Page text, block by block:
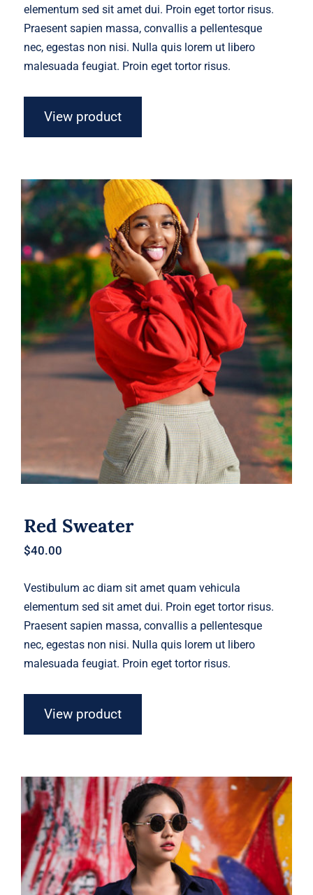
elementum sed sit amet dui. Proin eget tortor risus.
Praesent sapien massa, convallis a pellentesque
nec, egestas non nisi. Nulla quis lorem ut libero
malesuada feugiat. Proin eget tortor risus.
View product
Red Sweater
Red Sweater
$40.00
Vestibulum ac diam sit amet quam vehicula
elementum sed sit amet dui. Proin eget tortor risus.
Praesent sapien massa, convallis a pellentesque
nec, egestas non nisi. Nulla quis lorem ut libero
malesuada feugiat. Proin eget tortor risus.
View product